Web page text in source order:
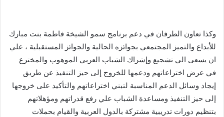
وكذا تعاون الطرفان في دعم برنامج سمو الشيخة فاطمة بنت مبارك
للأبداع والتميز المجتمعي بجوائزه الحالية والجوائز المستقبلية ، علي
ان يسعى الي تشجيع وإشراك الشباب العربي الموهوب والمخترع
في عرض اختراعاتهم ودعمها للخروج إلى حيز التنفيذ عن طريق
إيجاد وسائل الدعم المناسبة لتبني اختراعاتهم والتأكيد على خروجها
إلى حيز التنفيذ ومساعدة الشباب علي رفع قدراتهم ومؤهلاتهم
بتنظيم دورات تدريبية مشتركة بالدول العربية والقيام بحملات